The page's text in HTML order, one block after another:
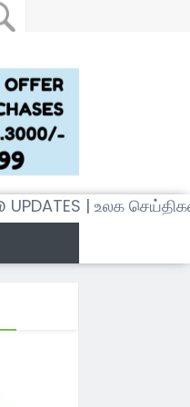
| உலக செய்திகள்